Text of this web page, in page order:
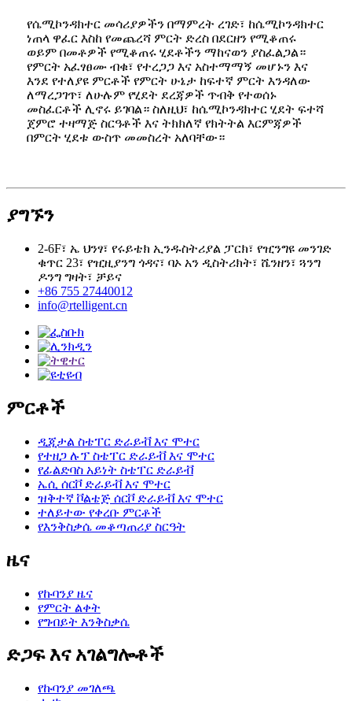
የሴሚኮንዳክተር መሳሪያዎችን በማምረት ረገድ፣ ከሴሚኮንዳክተር
ነጠላ ዋፈር እስከ የመጨረሻ ምርት ድረስ በደርዘን የሚቆጠሩ
ወይም በመቶዎች የሚቆጠሩ ሂደቶችን ማከናወን ያስፈልጋል።
የምርት አፈፃፀሙ ብቁ፣ የተረጋጋ እና አስተማማኝ መሆኑን እና
እንደ የተለያዩ ምርቶች የምርት ሁኔታ ከፍተኛ ምርት እንዳለው
ለማረጋገጥ፣ ለሁሉም የሂደት ደረጃዎች ጥብቅ የተወሰኑ
መስፈርቶች ሊኖሩ ይገባል። ስለዚህ፣ ከሴሚኮንዳክተር ሂደት ፍተሻ
ጀምሮ ተዛማጅ ስርዓቶች እና ትክክለኛ የክትትል እርምጃዎች
በምርት ሂደቱ ውስጥ መመስረት አለባቸው።
ያግኙን
2-6F፣ ኤ ህንፃ፣ የሩይቴክ ኢንዱስትሪያል ፓርክ፣ የዢንግዩ መንገድ
ቁጥር 23፣ የዢዚያንግ ጎዳና፣ ባኦ አን ዲስትሪክት፣ ሼንዘን፣ ጓንግ
ዶንግ ግዛት፣ ቻይና
+86 755 27440012
info@rtelligent.cn
ምርቶች
ዲጂታል ስቴፐር ድራይቭ እና ሞተር
የተዘጋ ሉፕ ስቴፐር ድራይቭ እና ሞተር
የፊልድባስ አይነት ስቴፐር ድራይቭ
ኤሲ ሰርቮ ድራይቭ እና ሞተር
ዝቅተኛ ቮልቴጅ ሰርቮ ድራይቭ እና ሞተር
ተለይተው የቀረቡ ምርቶች
የእንቅስቃሴ መቆጣጠሪያ ስርዓት
ዜና
የኩባንያ ዜና
የምርት ልቀት
የግብይት እንቅስቃሴ
ድጋፍ እና አገልግሎቶች
የኩባንያ መገለጫ